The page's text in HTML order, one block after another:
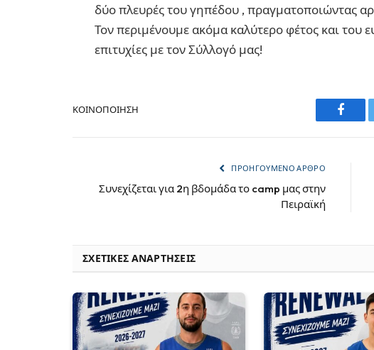
δύο πλευρές του γηπέδου , πραγματοποιώντας
Τον περιμένουμε ακόμα καλύτερο φέτος και του
επιτυχίες με τον Σύλλογό μας!
ΚΟΙΝΟΠΟΊΗΣΗ
ΠΡΟΗΓΟΎΜΕΝΟ ΆΡΘΡΟ
Συνεχίζεται για 2η βδομάδα το camp μας στην
Πειραϊκή
ΣΧΕΤΙΚΈΣ ΑΝΑΡΤΉΣΕΙΣ